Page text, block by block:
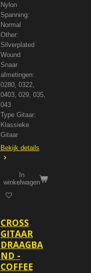
Nylon
Spanning:
Normal
Other:
Silverplated
Wound
Snaar
afmetingen:
0280, 0322,
0403, 029, 035,
043
Type Gitaar:
Klassieke
Gitaar
Bekijk details
In
winkelwagen
CROSS
GITAAR
DRAAGBA
ND -
COFFEE